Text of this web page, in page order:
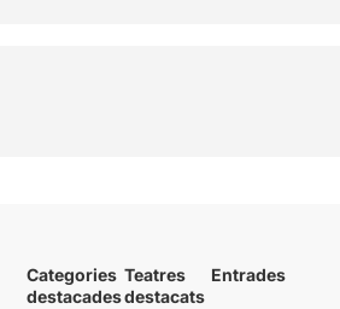
Categories
destacades
Teatres
destacats
Entrades